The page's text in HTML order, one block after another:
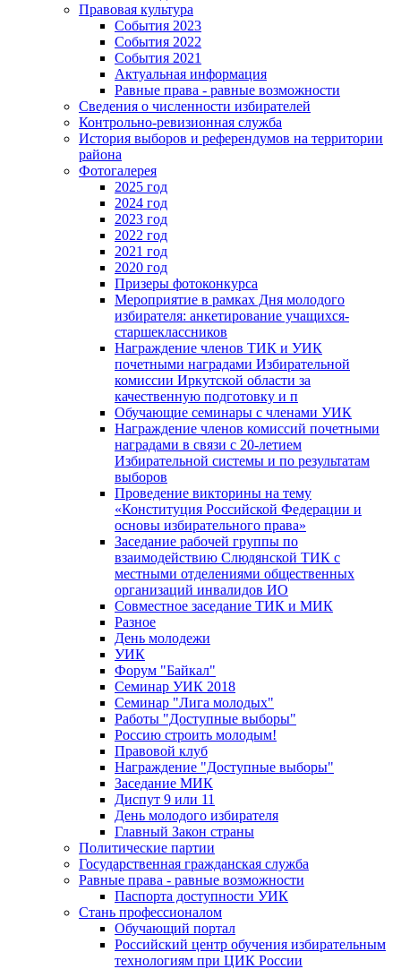
Правовая культура
События 2023
События 2022
События 2021
Актуальная информация
Равные права - равные возможности
Сведения о численности избирателей
Контрольно-ревизионная служба
История выборов и референдумов на территории
района
Фотогалерея
2025 год
2024 год
2023 год
2022 год
2021 год
2020 год
Призеры фотоконкурса
Мероприятие в рамках Дня молодого
избирателя: анкетирование учащихся-
старшеклассников
Награждение членов ТИК и УИК
почетными наградами Избирательной
комиссии Иркутской области за
качественную подготовку и п
Обучающие семинары с членами УИК
Награждение членов комиссий почетными
наградами в связи с 20-летием
Избирательной системы и по результатам
выборов
Проведение викторины на тему
«Конституция Российской Федерации и
основы избирательного права»
Заседание рабочей группы по
взаимодействию Слюдянской ТИК с
местными отделениями общественных
организаций инвалидов ИО
Совместное заседание ТИК и МИК
Разное
День молодежи
УИК
Форум "Байкал"
Семинар УИК 2018
Семинар "Лига молодых"
Работы "Доступные выборы"
Россию строить молодым!
Правовой клуб
Награждение "Доступные выборы"
Заседание МИК
Диспут 9 или 11
День молодого избирателя
Главный Закон страны
Политические партии
Государственная гражданская служба
Равные права - равные возможности
Паспорта доступности УИК
Стань профессионалом
Обучающий портал
Российский центр обучения избирательным
технологиям при ЦИК России